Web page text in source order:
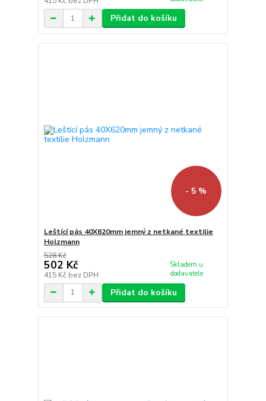
Přidat do košíku
- 5 %
Leštící pás 40X620mm jemný z netkané textilie
Holzmann
528 Kč
502 Kč
415 Kč bez DPH
Skladem u
dodavatele
Přidat do košíku